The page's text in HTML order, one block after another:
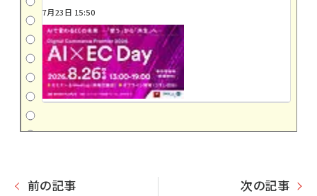
7月23日 15:50
前の記事 次の記事